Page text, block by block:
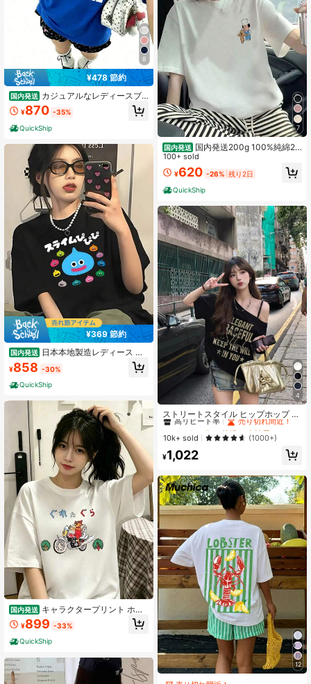
8
¥478 節約
国内発送 カジュアルなレディースブ
ルーニットTシャツ、ラウンドネッ
ク、ドロップショルダー、半袖、レ
ギュラー丈、秋のファッションに最
適
¥870 -35%
QuickShip
¥369 節約
国内発送 日本本地製造レディース 夏
カジュアル ゆったりオーバーサイズ
スライム集合キャラ日本語プリント
丸首コットン半袖Tシャツ
¥858 -30%
QuickShip
国内発送 キャラクタープリント ホワ
イト 半袖 T シャツ 綿 100％ レディ
ース ゆるかわ 日常使い国内配送、2
00g純綿Tシャツ、Y9Kトップス、夏
服(请根据尺码表选择尺码)
¥899 -33%
QuickShip
7
国内発送 国内発送200g 100%純綿20
26新型レディース半袖Tシャツ、Y2
Kルーズフィット、春夏韓国風カジュ
アルトップス
100+ sold
¥620 -26% 残り2日
QuickShip
4
ストリートスタイル ヒップホップ プ
リント オフショルダー 半袖Tシャ
ツ、セクシーなオブリークショルダ
ー ブラックトップ レディース、夏カ
ジュアル
#1 ベストセラー
快適な 女性用Tシャツ
高リピート率
売り切れ間近！
#1 ベストセラー
快適な 女性用Tシャツ
高リピート率
売り切れ間近！
#1 ベストセラー
快適な 女性用Tシャツ
高リピート率
売り切れ間近！
#1 ベストセラー
高リピート率
売り切れ間近！
10k+ sold (1000+)
¥1,022
12